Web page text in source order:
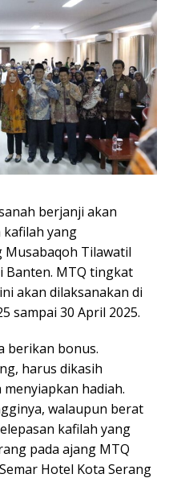
berjanji akan
yang
Musabaqoh Tilawatil
Banten. MTQ tingkat
akan dilaksanakan di
sampai 30 April 2025.
berikan bonus.
harus dikasih
hadiah.
walaupun berat
kafilah yang
pada ajang MTQ
Hotel Kota Serang